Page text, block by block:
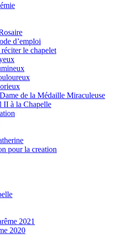
d’emploi
le chapelet
de la Médaille Miraculeuse
II à la Chapelle
pour la creation
2021
2020